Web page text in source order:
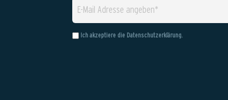
Ich akzeptiere die Datenschutzerklärung.